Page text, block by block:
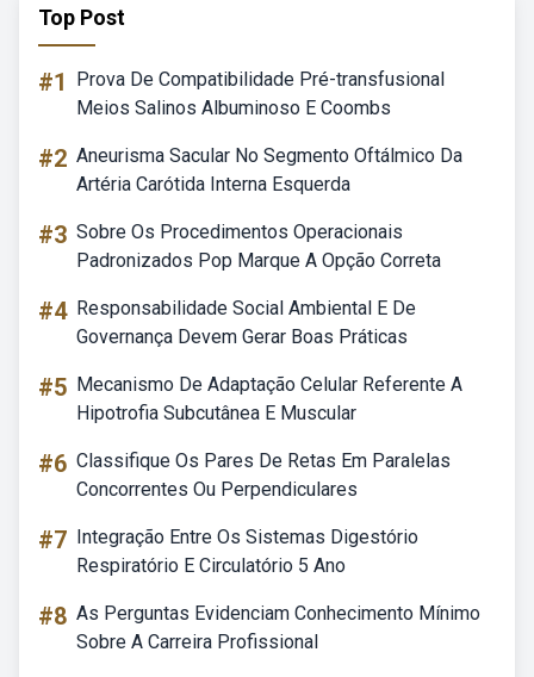
Top Post
#1
Prova De Compatibilidade Pré-transfusional
Meios Salinos Albuminoso E Coombs
#2 Aneurisma Sacular No Segmento Oftálmico Da
Artéria Carótida Interna Esquerda
#3 Sobre Os Procedimentos Operacionais
Padronizados Pop Marque A Opção Correta
#4 Responsabilidade Social Ambiental E De
Governança Devem Gerar Boas Práticas
#5 Mecanismo De Adaptação Celular Referente A
Hipotrofia Subcutânea E Muscular
#6 Classifique Os Pares De Retas Em Paralelas
Concorrentes Ou Perpendiculares
#7 Integração Entre Os Sistemas Digestório
Respiratório E Circulatório 5 Ano
#8 As Perguntas Evidenciam Conhecimento Mínimo
Sobre A Carreira Profissional